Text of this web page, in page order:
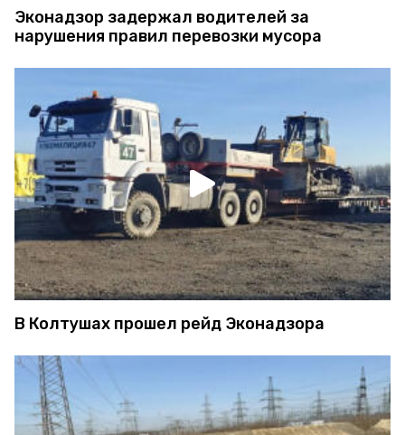
Эконадзор задержал водителей за
нарушения правил перевозки мусора
В Колтушах прошел рейд Эконадзора